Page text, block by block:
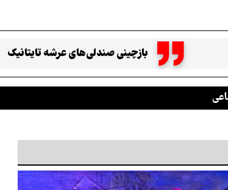
بازچینی صندلی‌های عرشه تایتانیک